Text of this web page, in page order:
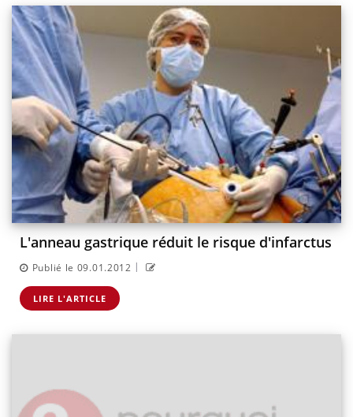
L'anneau gastrique réduit le risque d'infarctus
Publié le 09.01.2012 |
LIRE L'ARTICLE